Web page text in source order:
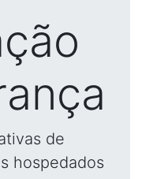
de
hospedados